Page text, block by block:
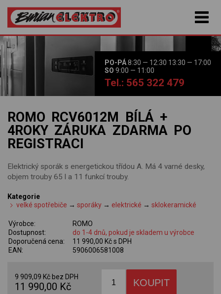
PO-PÁ8:30 — 12:30 13:30 — 17:00
SO 9:00 — 11:00
Tel.: 565 322 479
ROMO RCV6012M BÍLÁ +
4ROKY ZÁRUKA ZDARMA PO
REGISTRACI
Elektrický sporák s energetickou třídou A. Má 4 varné desky,
objem trouby 65 l a 11 funkcí trouby.
Kategorie
velké spotřebiče →sporáky → elektrické →sklokeramické
Výrobce:
ROMO
Dostupnost:
do 1-4 dnů, pokud je skladem u výrobce
Doporučená cena:
11 990,00 Kč s DPH
EAN:
5906006581008
9 909,09 Kč bez DPH
11 990,00 Kč